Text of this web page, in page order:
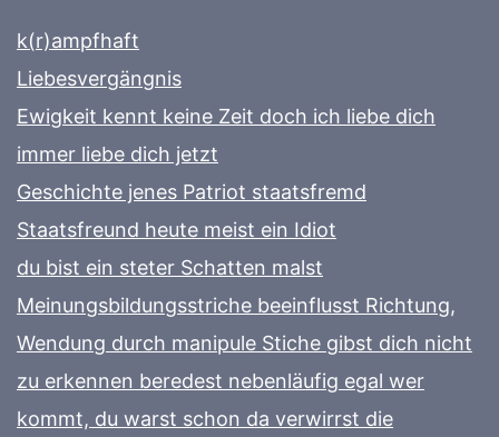
k(r)ampfhaft
Liebesvergängnis
Ewigkeit kennt keine Zeit doch ich liebe dich
immer liebe dich jetzt
Geschichte jenes Patriot staatsfremd
Staatsfreund heute meist ein Idiot
du bist ein steter Schatten malst
Meinungsbildungsstriche beeinflusst Richtung,
Wendung durch manipule Stiche gibst dich nicht
zu erkennen beredest nebenläufig egal wer
kommt, du warst schon da verwirrst die